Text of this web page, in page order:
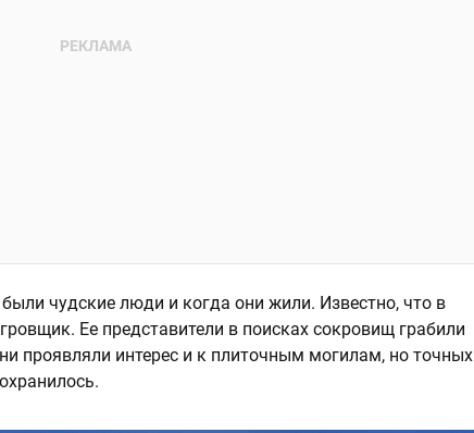
чудские люди и когда они жили. Известно, что в
Ее представители в поисках сокровищ грабили
проявляли интерес и к плиточным могилам, но точных